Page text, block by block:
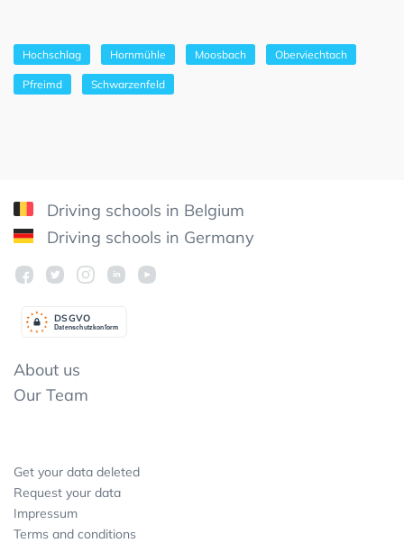
Hochschlag Hornmühle Moosbach Oberviechtach
Pfreimd Schwarzenfeld
Driving schools in Belgium
Driving schools in Germany
Datenschutzkonform
DSGVO
About us
Our Team
Get your data deleted
Request your data
Impressum
Terms and conditions